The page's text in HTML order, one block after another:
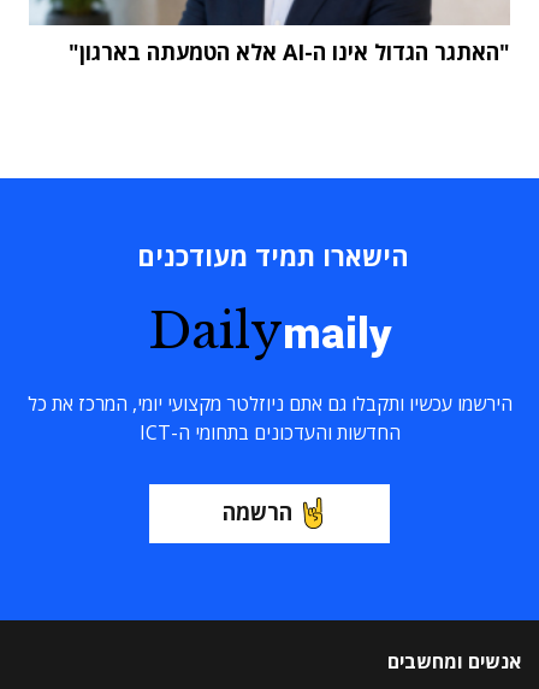
"האתגר הגדול אינו ה-AI אלא הטמעתה בארגון"
הישארו תמיד מעודכנים
Dailymaily
הירשמו עכשיו ותקבלו גם אתם ניוזלטר מקצועי יומי, המרכז את כל
החדשות והעדכונים בתחומי ה-ICT
הרשמה
אנשים ומחשבים